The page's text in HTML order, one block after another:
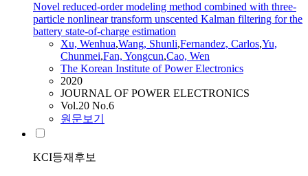
Novel reduced-order modeling method combined with three-
particle nonlinear transform unscented Kalman filtering for the
battery state-of-charge estimation
Xu, Wenhua,Wang, Shunli,Fernandez, Carlos,Yu,
Chunmei,Fan, Yongcun,Cao, Wen
The Korean Institute of Power Electronics
2020
JOURNAL OF POWER ELECTRONICS
Vol.20 No.6
원문보기
KCI등재후보